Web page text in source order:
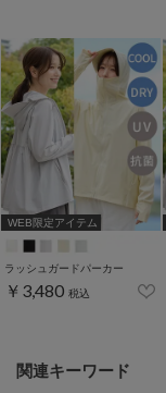
WEB限定アイテム
ラッシュガードパーカー
￥3,480 税込
関連キーワード